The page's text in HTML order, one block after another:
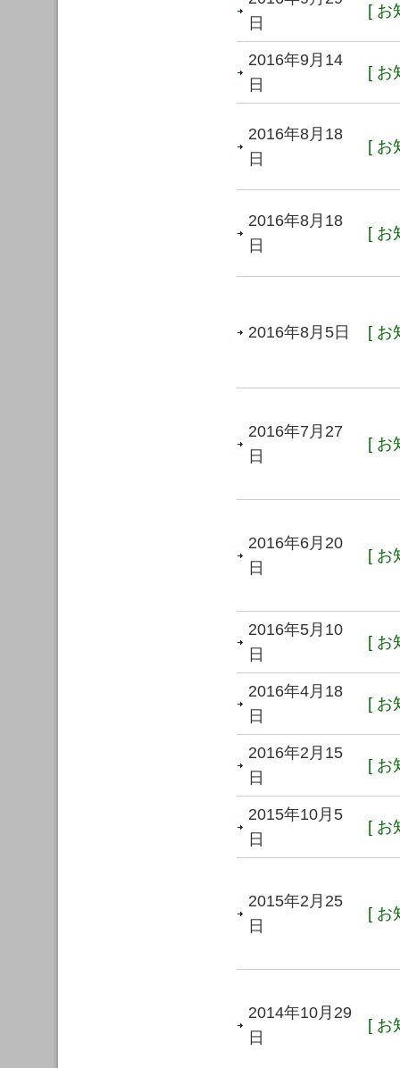
日
[ お
2016年9月14
日
[ お
2016年8月18
日
[ お
2016年8月18
日
[ お
2016年8月5日 [ お
2016年7月27
日
[ お
2016年6月20
日
[ お
2016年5月10
日
[ お
2016年4月18
日
[ お
2016年2月15
日
[ お
2015年10月5
日
[ お
2015年2月25
日
[ お
2014年10月29
日
[ お